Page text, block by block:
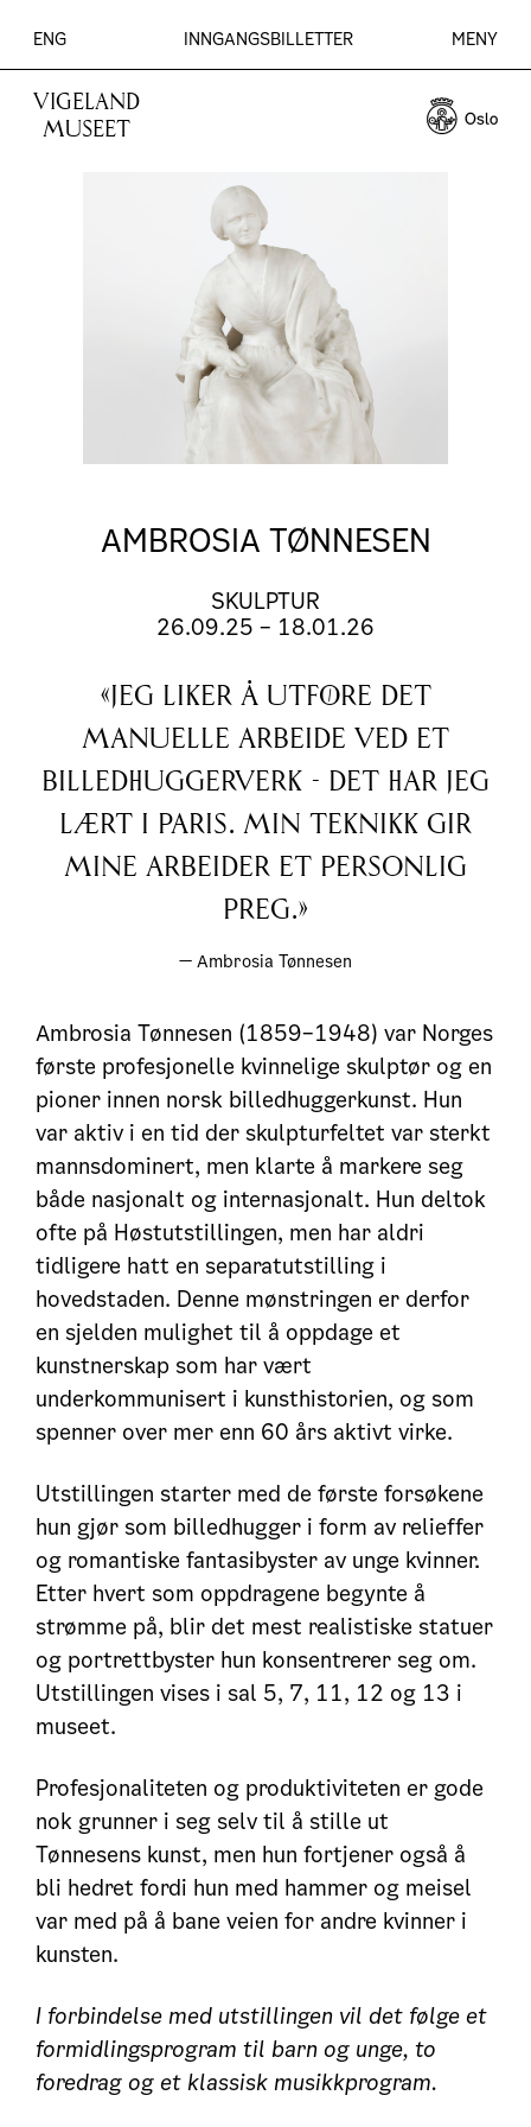
VIGELAND
MUSEET
INNGANGSBILLETTER
ENG MENY
AMBROSIA TØNNESEN
SKULPTUR
26.09.25 – 18.01.26
«Jeg liker å utføre det
manuelle arbeide ved et
billedhuggerverk - det har jeg
lært i Paris. Min teknikk gir
mine arbeider et personlig
preg.»
— Ambrosia Tønnesen
Ambrosia Tønnesen (1859–1948) var Norges
første profesjonelle kvinnelige skulptør og en
pioner innen norsk billedhuggerkunst. Hun
var aktiv i en tid der skulpturfeltet var sterkt
mannsdominert, men klarte å markere seg
både nasjonalt og internasjonalt. Hun deltok
ofte på Høstutstillingen, men har aldri
tidligere hatt en separatutstilling i
hovedstaden. Denne mønstringen er derfor
en sjelden mulighet til å oppdage et
kunstnerskap som har vært
underkommunisert i kunsthistorien, og som
spenner over mer enn 60 års aktivt virke.
Utstillingen starter med de første forsøkene
hun gjør som billedhugger i form av relieffer
og romantiske fantasibyster av unge kvinner.
Etter hvert som oppdragene begynte å
strømme på, blir det mest realistiske statuer
og portrettbyster hun konsentrerer seg om.
Utstillingen vises i sal 5, 7, 11, 12 og 13 i
museet.
Profesjonaliteten og produktiviteten er gode
nok grunner i seg selv til å stille ut
Tønnesens kunst, men hun fortjener også å
bli hedret fordi hun med hammer og meisel
var med på å bane veien for andre kvinner i
kunsten.
I forbindelse med utstillingen vil det følge et
formidlingsprogram til barn og unge, to
foredrag og et klassisk musikkprogram.